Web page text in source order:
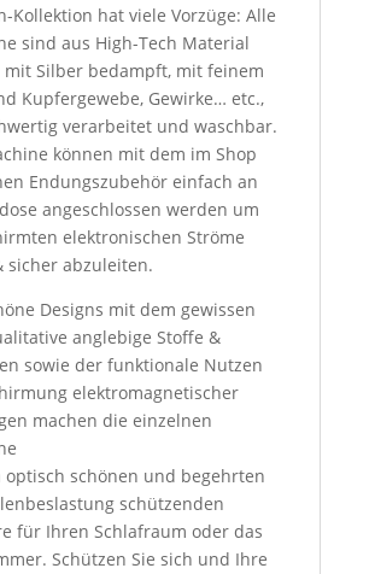
Kollektion hat viele Vorzüge: Alle
sind aus High-Tech Material
Silber bedampft, mit feinem
Kupfergewebe, Gewirke… etc.,
verarbeitet und waschbar.
können mit dem im Shop
Endungszubehör einfach an
angeschlossen werden um
elektronischen Ströme
sicher abzuleiten.
Designs mit dem gewissen
anglebige Stoffe &
sowie der funktionale Nutzen
elektromagnetischer
machen die einzelnen
optisch schönen und begehrten
schützenden
für Ihren Schlafraum oder das
Schützen Sie sich und Ihre